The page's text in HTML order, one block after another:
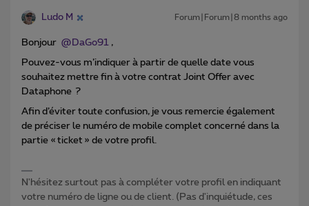
Ludo M Forum|Forum|8 months ago
Bonjour ​ @DaGo91 ,
Pouvez-vous m’indiquer à partir de quelle date vous
souhaitez mettre fin à votre contrat Joint Offer avec
Dataphone ?
Afin d’éviter toute confusion, je vous remercie également
de préciser le numéro de mobile complet concerné dans la
partie « ticket » de votre profil.
N'hésitez surtout pas à compléter votre profil en indiquant
votre numéro de ligne ou de client. (Pas d'inquiétude, ces